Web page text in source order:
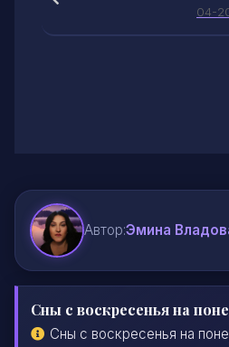
04-
Автор:Эмина
Сны с воскресенья на
Сны с воскресенья на